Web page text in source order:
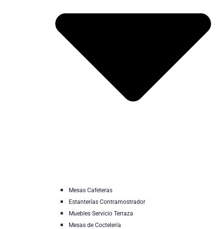
Mesas Cafeteras
Estanterías Contramostrador
Muebles Servicio Terraza
Mesas de Coctelería